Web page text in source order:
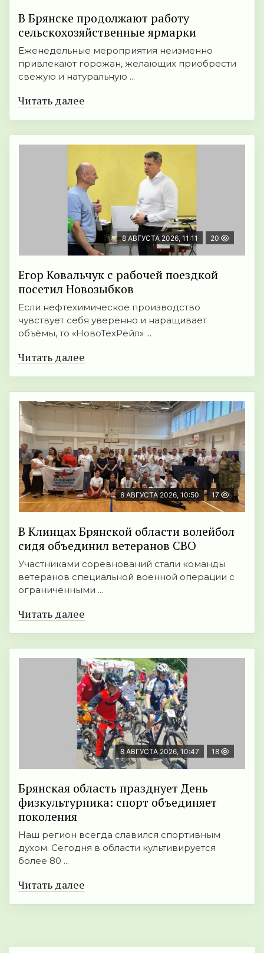
В Брянске продолжают работу
сельскохозяйственные ярмарки
Еженедельные мероприятия неизменно
привлекают горожан, желающих приобрести
свежую и натуральную ...
Читать далее
8 АВГУСТА 2026, 11:11 20
Егор Ковальчук с рабочей поездкой
посетил Новозыбков
Если нефтехимическое производство
чувствует себя уверенно и наращивает
объёмы, то «НовоТехРейл» ...
Читать далее
8 АВГУСТА 2026, 10:50 17
В Клинцах Брянской области волейбол
сидя объединил ветеранов СВО
Участниками соревнований стали команды
ветеранов специальной военной операции с
ограниченными ...
Читать далее
8 АВГУСТА 2026, 10:47 18
Брянская область празднует День
физкультурника: спорт объединяет
поколения
Наш регион всегда славился спортивным
духом. Сегодня в области культивируется
более 80 ...
Читать далее